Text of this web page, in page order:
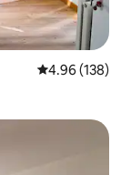
Calificación
4.96 (138)